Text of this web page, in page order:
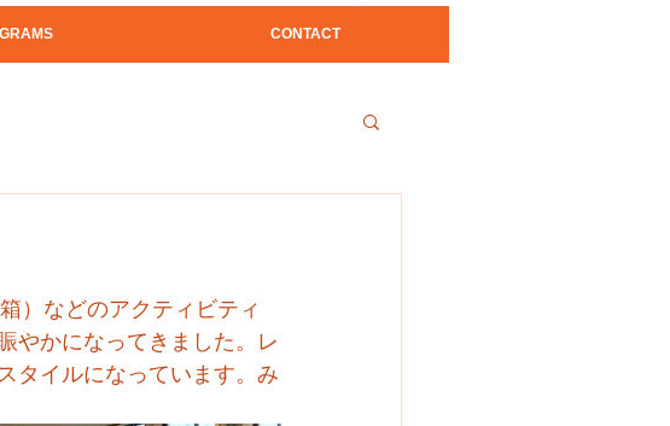
CONTACT
）などのアクティビティ
やかになってきました。レ
タイルになっています。み